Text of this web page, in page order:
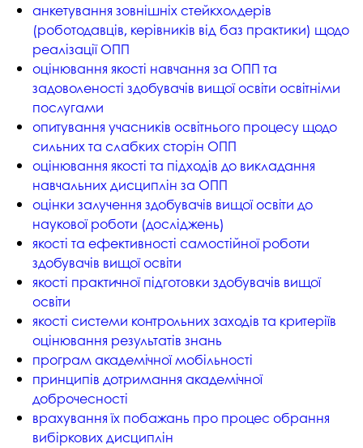
анкетування зовнішніх стейкхолдерів
(роботодавців, керівників від баз практики) щодо
реалізації ОПП
оцінювання якості навчання за ОПП та
задоволеності здобувачів вищої освіти освітніми
послугами
опитування учасників освітнього процесу щодо
сильних та слабких сторін ОПП
оцінювання якості та підходів до викладання
навчальних дисциплін за ОПП
оцінки залучення здобувачів вищої освіти до
наукової роботи (досліджень)
якості та ефективності самостійної роботи
здобувачів вищої освіти
якості практичної підготовки здобувачів вищої
освіти
якості системи контрольних заходів та критеріїв
оцінювання результатів знань
програм академічної мобільності
принципів дотримання академічної
доброчесності
врахування їх побажань про процес обрання
вибіркових дисциплін